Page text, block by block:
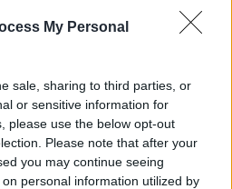
My Personal
sale, sharing to third parties, or
or sensitive information for
please use the below opt-out
Please note that after your
you may continue seeing
personal information utilized by
κλάδου υγείας;
Forum: Ένα στα πέντε
τελικά στην Ελλάδα